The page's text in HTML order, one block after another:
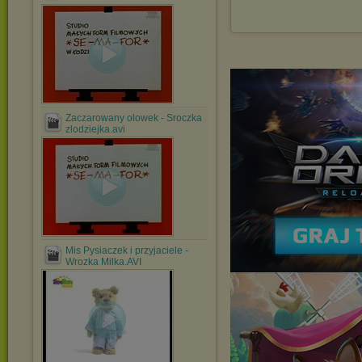
Zaczarowany olowek - Sroczka
zlodziejka.avi
Mis Pysiaczek i przyjaciele -
Wrozka Milka.AVI